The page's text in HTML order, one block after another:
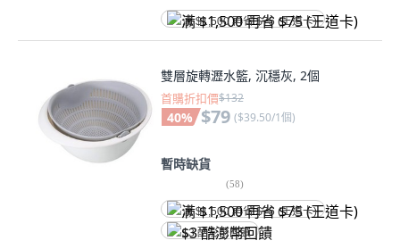
满 $1,500 再省 $75 (王道卡)
雙層旋轉瀝水籃, 沉穩灰, 2個
首購折扣價$132
40% $79 ($39.50/1個)
暫時缺貨
(58)
满 $1,500 再省 $75 (王道卡)
$3 酷澎幣回饋